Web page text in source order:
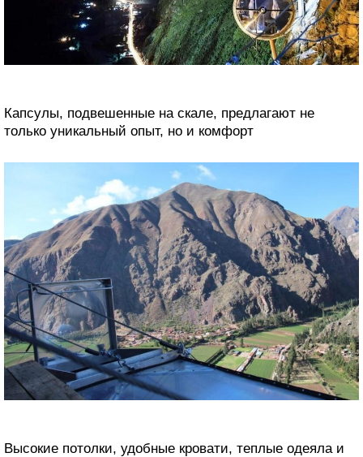
Капсулы, подвешенные на скале, предлагают не
только уникальный опыт, но и комфорт
Высокие потолки, удобные кровати, теплые одеяла и